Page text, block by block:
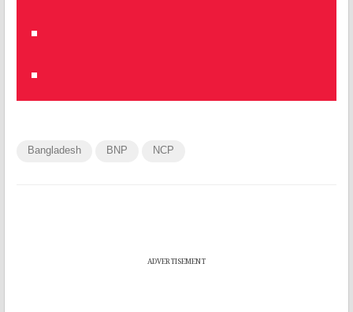
Bangladesh BNP NCP
ADVERTISEMENT